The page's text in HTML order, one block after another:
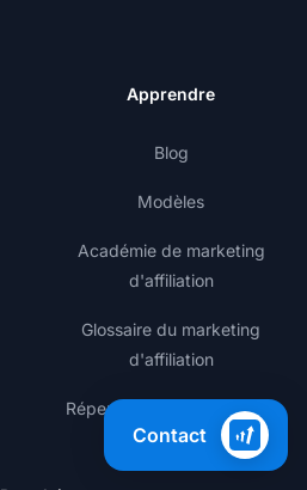
Apprendre
Blog
Modèles
Académie de marketing
d'affiliation
Glossaire du marketing
d'affiliation
Répertoire de programmes
d'affiliation
Contact